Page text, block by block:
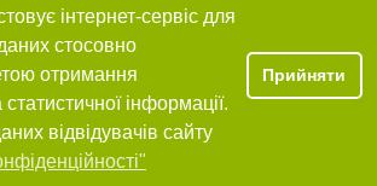
інтернет-сервіс для
стосовно
отримання
інформації.
відвідувачів сайту
Прийняти